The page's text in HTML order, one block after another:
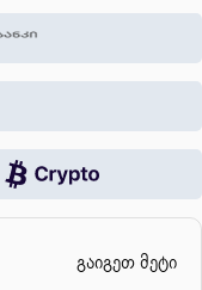
გაიგეთ მეტი